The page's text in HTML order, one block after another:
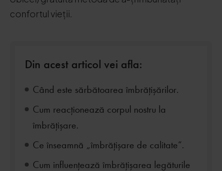
confortul vieții.
Din acest articol vei afla:
Când este sărbătoarea îmbrățișărilor.
Cum reacționează corpul nostru la
îmbrățișare.
Ce înseamnă „îmbrățișare de calitate”.
Cum influențează îmbrățișarea legăturile